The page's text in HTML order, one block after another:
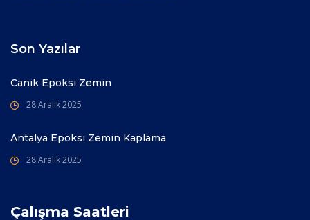
Son Yazılar
Canik Epoksi Zemin
28 Aralık 2025
Antalya Epoksi Zemin Kaplama
28 Aralık 2025
Çalışma Saatleri